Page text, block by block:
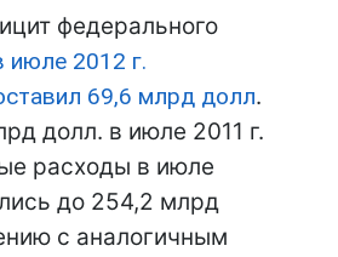
федерального
июле 2012 г.
69,6 млрд долл.
долл. в июле 2011 г.
расходы в июле
до 254,2 млрд
с аналогичным